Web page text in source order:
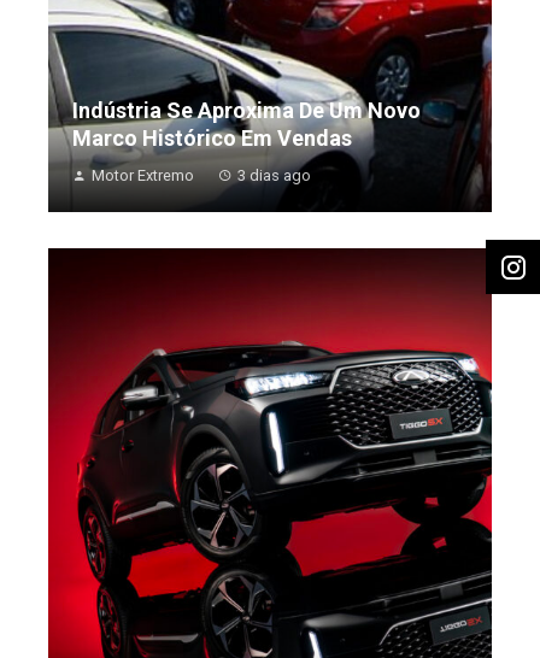
Indústria Se Aproxima De Um Novo
Marco Histórico Em Vendas
Motor Extremo 3 dias ago